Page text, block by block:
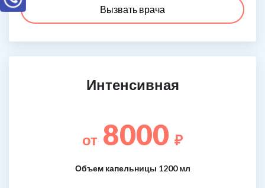
Вызвать врача
Интенсивная
от 8000 ₽
Объем капельницы 1200 мл